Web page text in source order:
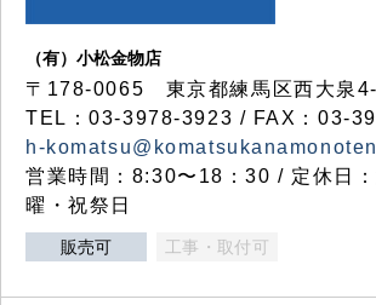
（有）小松金物店
〒178-0065 東京都練馬区西大泉
TEL：03-3978-3923 / FAX：03-
h-
営業時間：8:30〜18：30 / 定休日：
曜・祝祭日
販売可 工事・取付可